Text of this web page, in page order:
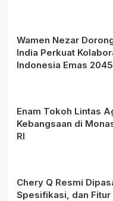
Wamen Nezar
India Perkuat
Indonesia Emas 2045
Enam Tokoh Lintas
Kebangsaan di
RI
Chery Q Resmi
Spesifikasi, dan Fitur